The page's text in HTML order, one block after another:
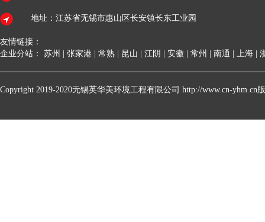
地址：江苏省无锡市惠山区长安镇长东工业园
友情链接：
企业分站： 苏州 张家港 常熟 昆山 江阴 安徽 常州 南通 上海
Copyright 2019-2020无锡英华美环境工程有限公司 http://www.cn-